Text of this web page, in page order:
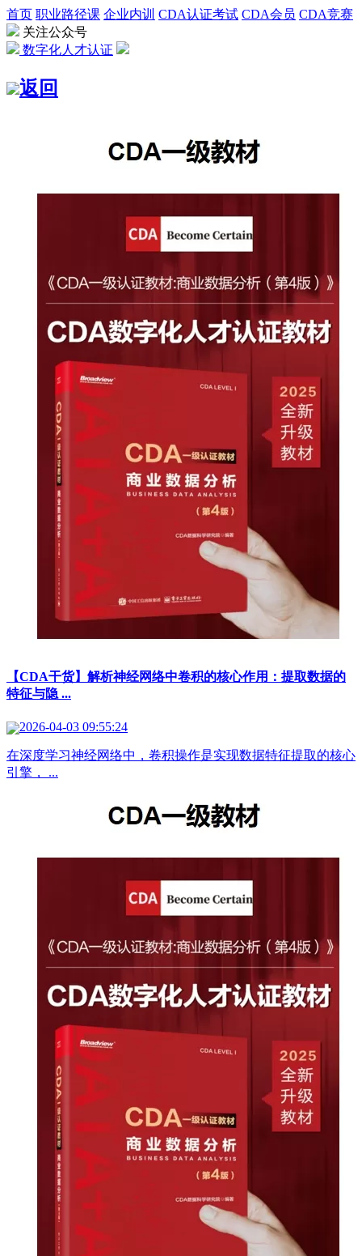
首页 职业路径课 企业内训 CDA认证考试 CDA会员 CDA竞赛
关注公众号
数字化人才认证
返回
【CDA干货】解析神经网络中卷积的核心作用：提取数据的
特征与隐 ...
2026-04-03 09:55:24
在深度学习神经网络中，卷积操作是实现数据特征提取的核心
引擎， ...